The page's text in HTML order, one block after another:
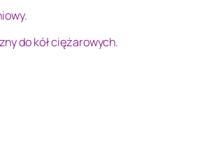
do kół ciężarowych.